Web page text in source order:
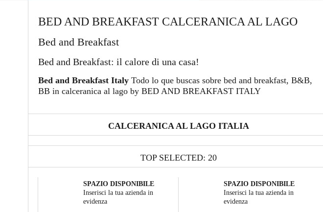
BED AND BREAKFAST CALCERANICA AL LAGO
Bed and Breakfast
Bed and Breakfast: il calore di una casa!
Bed and Breakfast ItalyTodo lo que buscas sobre bed and breakfast, B&B,
BB in calceranica al lago by BED AND BREAKFAST ITALY
CALCERANICA AL LAGO ITALIA
TOP SELECTED: 20
SPAZIO DISPONIBILE
Inserisci la tua azienda in
evidenza
SPAZIO DISPONIBILE
Inserisci la tua azienda in
evidenza